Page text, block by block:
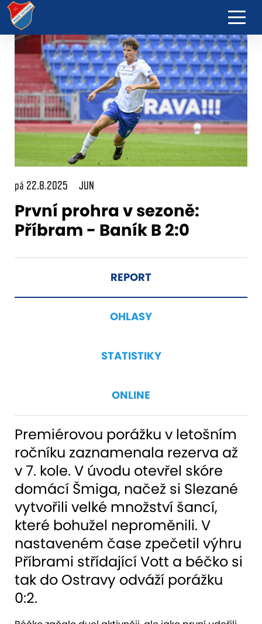
pá 22.8.2025 JUN
První prohra v sezoně:
Příbram - Baník B 2:0
REPORT
OHLASY
STATISTIKY
ONLINE
Premiérovou porážku v letošním
ročníku zaznamenala rezerva až
v 7. kole. V úvodu otevřel skóre
domácí Šmiga, načež si Slezané
vytvořili velké množství šancí,
které bohužel neproměnili. V
nastaveném čase zpečetil výhru
Příbrami střídající Vott a béčko si
tak do Ostravy odváží porážku
0:2.